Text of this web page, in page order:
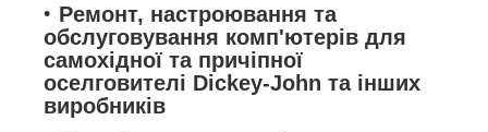
Ремонт, настроювання та
обслуговування комп'ютерів для
самохідної та причіпної
оселговителі Dickey-John та інших
виробників